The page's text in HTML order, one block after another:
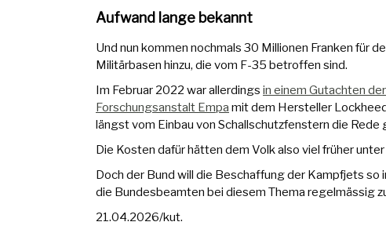
Aufwand lange bekannt
Und nun kommen nochmals 30 Millionen Franken für
Militärbasen hinzu, die vom F-35 betroffen sind.
Im Februar 2022 war allerdings in einem Gutachten
Forschungsanstalt Empa mit dem Hersteller
längst vom Einbau von Schallschutzfenstern die Rede
Die Kosten dafür hätten dem Volk also viel früher
Doch der Bund will die Beschaffung der Kampfjets
die Bundesbeamten bei diesem Thema regelmässig
21.04.2026/kut.